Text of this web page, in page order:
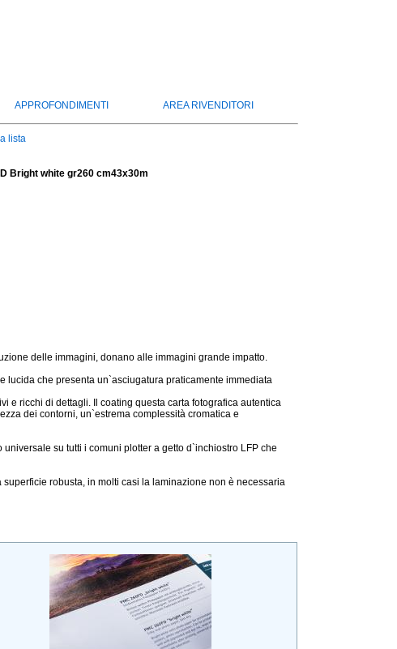
APPROFONDIMENTI AREA RIVENDITORI
lista
Bright white gr260 cm43x30m
delle immagini, donano alle immagini grande impatto.
lucida che presenta un`asciugatura praticamente immediata
e ricchi di dettagli. Il coating questa carta fotografica autentica
dei contorni, un`estrema complessità cromatica e
su tutti i comuni plotter a getto d`inchiostro LFP che
robusta, in molti casi la laminazione non è necessaria